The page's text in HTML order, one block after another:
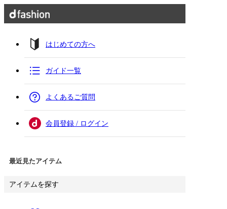
はじめての方へ
ガイド一覧
よくあるご質問
会員登録 / ログイン
最近見たアイテム
アイテムを探す